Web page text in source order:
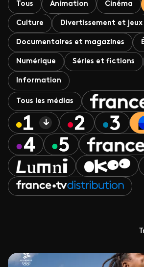
Tous Animation Cinéma
Culture Divertissement et jeux
Documentaires et magazines
Numérique Séries et fictions
Information
Tous les médias